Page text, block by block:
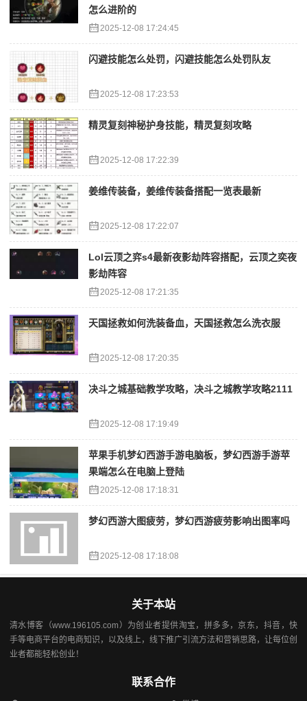
怎么进阶的
2025-12-08 17:24:45
闪避技能怎么处罚，闪避技能怎么处罚队友
2025-12-08 17:23:53
精灵复刻神秘护身技能，精灵复刻攻略
2025-12-08 17:22:39
姜维传装备，姜维传装备搭配一览表最新
2025-12-08 17:22:07
Lol云顶之弈s4最新夜影劫阵容搭配，云顶之奕夜
影劫阵容
2025-12-08 17:21:35
天国拯救如何洗装备血，天国拯救怎么洗衣服
2025-12-08 17:20:35
决斗之城基础教学攻略，决斗之城教学攻略2111
2025-12-08 17:19:49
苹果手机梦幻西游手游电脑板，梦幻西游手游苹
果端怎么在电脑上登陆
2025-12-08 17:18:31
梦幻西游大图疲劳，梦幻西游疲劳影响出图率吗
2025-12-08 17:18:08
关于本站
清水博客（www.196105.com）为创业者提供淘宝，拼多多，京东，抖音，快
手等电商平台的电商知识，以及线上，线下推广引流方法和营销思路，让每位创
业者都能轻松创业！
联系合作